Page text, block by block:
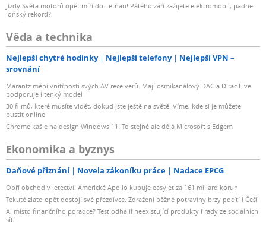
Jízdy Světa motorů opět míří do Letňan! Pátého září zažijete elektromobil, padne
loňský rekord?
Věda a technika
Nejlepší chytré hodinky Nejlepší telefony
Nejlepší VPN –
srovnání
Marantz mění vnitřnosti svých AV receiverů. Mají osmikanálový DAC a Dirac Live
podporuje i tenký model
30 filmů, které musíte vidět, dokud jste ještě na světě. Víme, kde si je můžete
pustit online
Chrome kašle na design Windows 11. To stejné ale dělá Microsoft s Edgem
Ekonomika a byznys
Daňové přiznání Novela zákoníku práce Nadace EPCG
Obří obchod v letectví. Americké Apollo kupuje easyJet za 161 miliard korun
Tekuté zlato opět dostojí své přezdívce. Zdražení běžné potraviny brzy pocítí i Češi
AI místo finančního poradce? Test odhalil neexistující produkty i rady ze sociálních
sítí